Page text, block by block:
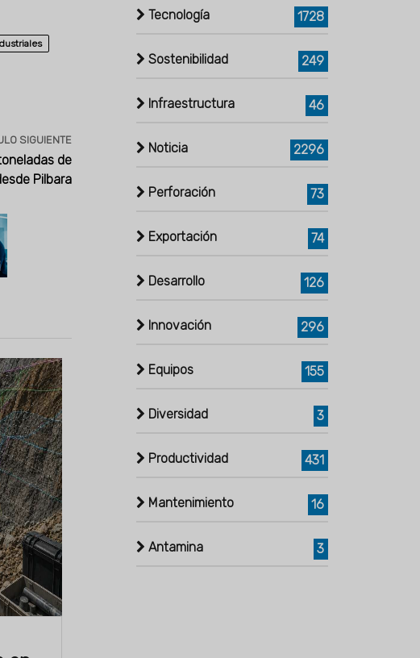
SIGUIENTE
de
Pilbara
Tecnología 1728
Sostenibilidad 249
Infraestructura 46
Noticia 2296
Perforación 73
Exportación 74
Desarrollo 126
Innovación 296
Equipos 155
Diversidad 3
Productividad 431
Mantenimiento 16
Antamina 3